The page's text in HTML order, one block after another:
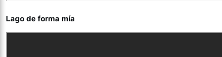
Lago de forma mía